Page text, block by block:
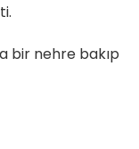
bir nehre bakıp